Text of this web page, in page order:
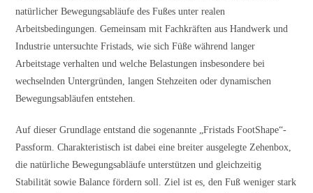
natürlicher Bewegungsabläufe des Fußes unter realen
Arbeitsbedingungen. Gemeinsam mit Fachkräften aus Handwerk und
Industrie untersuchte Fristads, wie sich Füße während langer
Arbeitstage verhalten und welche Belastungen insbesondere bei
wechselnden Untergründen, langen Stehzeiten oder dynamischen
Bewegungsabläufen entstehen.
Auf dieser Grundlage entstand die sogenannte „Fristads FootShape“-
Passform. Charakteristisch ist dabei eine breiter ausgelegte Zehenbox,
die natürliche Bewegungsabläufe unterstützen und gleichzeitig
Stabilität sowie Balance fördern soll. Ziel ist es, den Fuß weniger stark